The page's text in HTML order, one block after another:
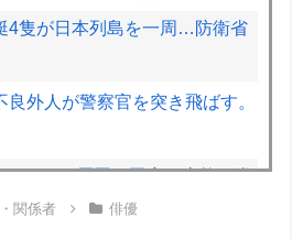
4隻が日本列島を一周…防衛省
良外人が警察官を突き飛ばす。
ックが原因の玉突き事故に巻
載。
関係者 俳優